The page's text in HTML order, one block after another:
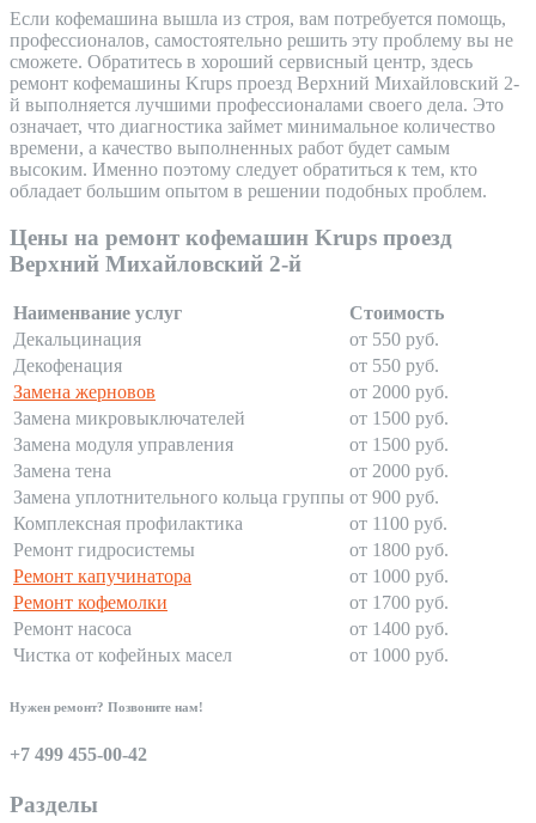
Если кофемашина вышла из строя, вам потребуется помощь,
профессионалов, самостоятельно решить эту проблему вы не
сможете. Обратитесь в хороший сервисный центр, здесь
ремонт кофемашины Krups проезд Верхний Михайловский 2-
й выполняется лучшими профессионалами своего дела. Это
означает, что диагностика займет минимальное количество
времени, а качество выполненных работ будет самым
высоким. Именно поэтому следует обратиться к тем, кто
обладает большим опытом в решении подобных проблем.
Цены на ремонт кофемашин Krups проезд
Верхний Михайловский 2-й
Наименвание услуг
Стоимость
Декальцинация
от 550 руб.
Декофенация
от 550 руб.
Замена жерновов
от 2000 руб.
Замена микровыключателей
от 1500 руб.
Замена модуля управления
от 1500 руб.
Замена тена
от 2000 руб.
Замена уплотнительного кольца группы от 900 руб.
Комплексная профилактика
от 1100 руб.
Ремонт гидросистемы
от 1800 руб.
Ремонт капучинатора
от 1000 руб.
Ремонт кофемолки
от 1700 руб.
Ремонт насоса
от 1400 руб.
Чистка от кофейных масел
от 1000 руб.
Нужен ремонт? Позвоните нам!
+7 499 455-00-42
Разделы